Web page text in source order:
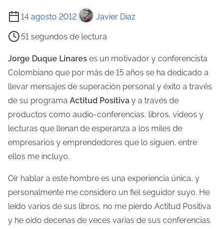
14 agosto 2012 Javier Diaz
T
e
m
p
o
d
e
l
e
c
u
r
a
d
51 segundos de lectura
Jorge Duque Linares es un motivador y conferencista
Colombiano que por más de 15 años se ha dedicado a
llevar mensajes de superación personal y éxito a través
de su programa Actitud Positiva y a través de
productos como audio-conferencias, libros, videos y
lecturas que llenan de esperanza a los miles de
empresarios y emprendedores que lo siguen, entre
ellos me incluyo.
Oír hablar a este hombre es una experiencia única, y
personalmente me considero un fiel seguidor suyo. He
leído varios de sus libros, no me pierdo Actitud Positiva
y he oído decenas de veces varias de sus conferencias.